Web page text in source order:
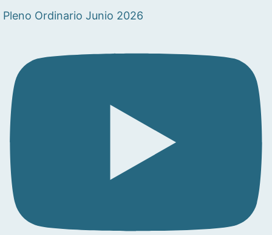
Pleno Ordinario Junio 2026